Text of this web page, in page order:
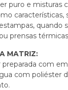
puro e misturas
características,
quando
prensas
MATRIZ:
com
com poliéster